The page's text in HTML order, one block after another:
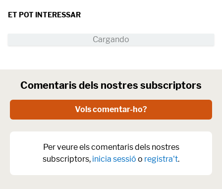
ET POT INTERESSAR
Comentaris dels nostres subscriptors
Vols comentar-ho?
Per veure els comentaris dels nostres
subscriptors, inicia sessió o registra't.